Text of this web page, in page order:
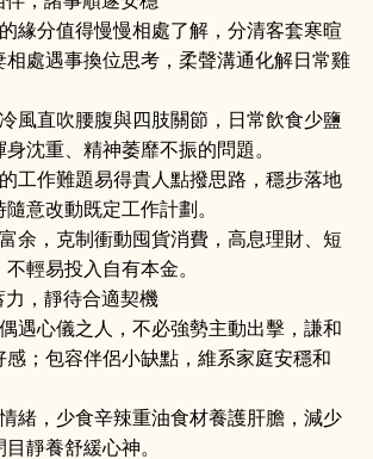
緣分值得慢慢相處了解，分清客套寒暄
相處遇事換位思考，柔聲溝通化解日常雞
風直吹腰腹與四肢關節，日常飲食少鹽
沈重、精神萎靡不振的問題。
工作難題易得貴人點撥思路，穩步落地
意改動既定工作計劃。
余，克制衝動囤貨消費，高息理財、短
輕易投入自有本金。
，靜待合適契機
遇心儀之人，不必強勢主動出擊，謙和
感；包容伴侶小缺點，維系家庭安穩和
緒，少食辛辣重油食材養護肝膽，減少
靜養舒緩心神。